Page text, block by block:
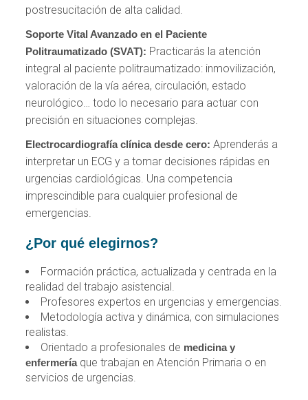
postresucitación de alta calidad.
Soporte Vital Avanzado en el Paciente
Politraumatizado (SVAT): Practicarás la atención
integral al paciente politraumatizado: inmovilización,
valoración de la vía aérea, circulación, estado
neurológico… todo lo necesario para actuar con
precisión en situaciones complejas.
Electrocardiografía clínica desde cero:Aprenderás a
interpretar un ECG y a tomar decisiones rápidas en
urgencias cardiológicas. Una competencia
imprescindible para cualquier profesional de
emergencias.
¿Por qué elegirnos?
Formación práctica, actualizada y centrada en la
realidad del trabajo asistencial.
Profesores expertos en urgencias y emergencias.
Metodología activa y dinámica, con simulaciones
realistas.
Orientado a profesionales de medicina y
enfermeríaque trabajan en Atención Primaria o en
servicios de urgencias.